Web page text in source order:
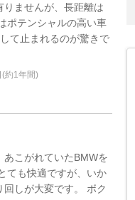
ませんが、長距離は
ポテンシャルの高い車
て止まれるのが驚きで
約1年間)
こがれていたBMWを
ても快適ですが、いか
しが大変です。 ボク